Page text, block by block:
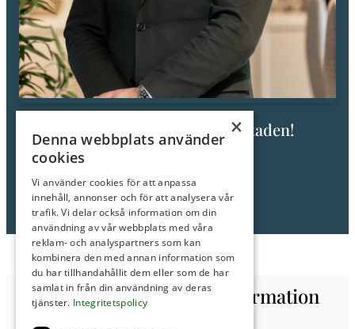
Fråga mig om den här bostaden!
Tel: 0706-83 86 00
E-post:staffan@roimakleri.se
Kontakta oss för mer information
×
Denna webbplats använder
cookies
Vi använder cookies för att anpassa
innehåll, annonser och för att analysera vår
trafik. Vi delar också information om din
användning av vår webbplats med våra
reklam- och analyspartners som kan
kombinera den med annan information som
du har tillhandahållit dem eller som de har
samlat in från din användning av deras
tjänster. Integritetspolicy